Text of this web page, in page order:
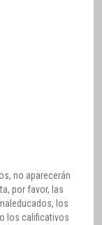
no aparecerán
por favor, las
los
los calificativos